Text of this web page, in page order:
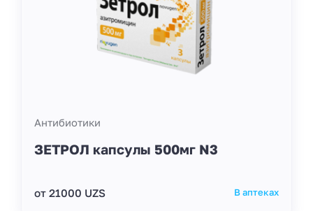
Антибиотики
ЗЕТРОЛ капсулы 500мг N3
от 21000 UZS В аптеках